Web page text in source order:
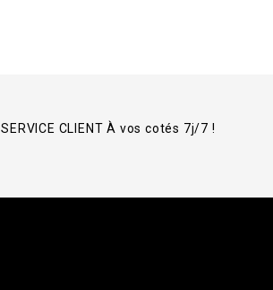
SERVICE CLIENT À vos cotés 7j/7 !